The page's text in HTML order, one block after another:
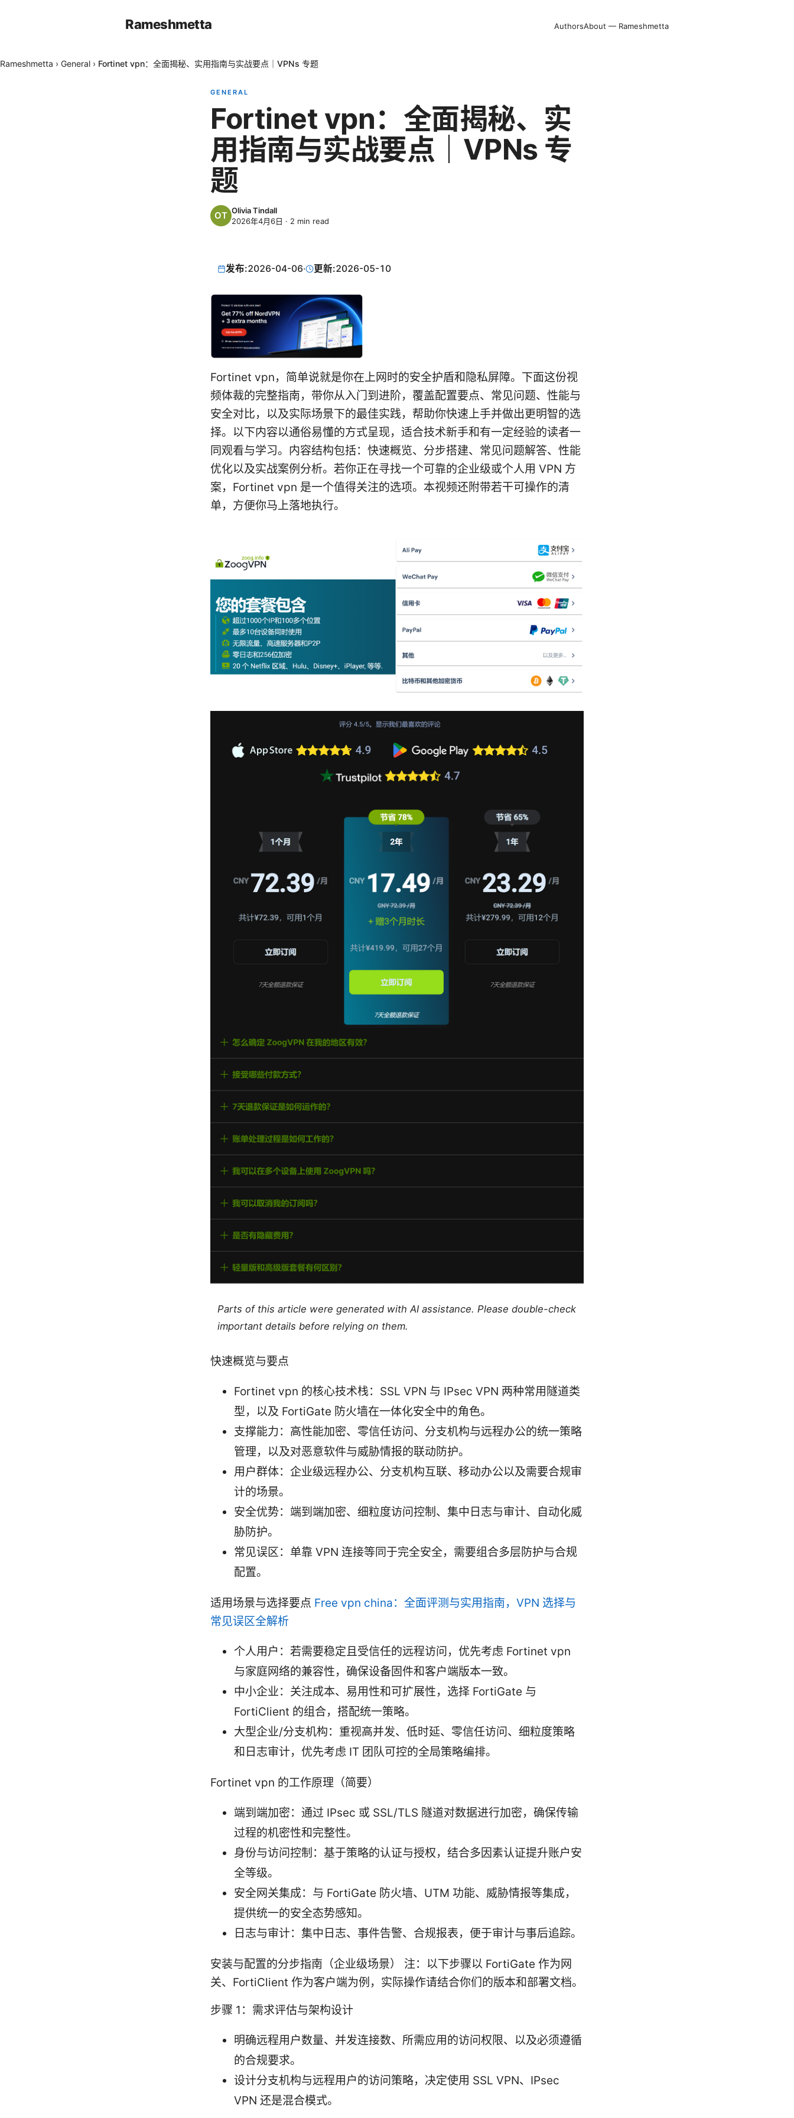
Rameshmetta AuthorsAbout — Rameshmetta
Rameshmetta › General › Fortinet vpn：全面揭秘、实用指南与实战要点｜VPNs 专题
GENERAL
Fortinet vpn：全面揭秘、实
用指南与实战要点｜VPNs 专
题
Olivia Tindall
2026年4月6日 · 2 min read
发布:2026-04-06· 更新:2026-05-10
Fortinet vpn，简单说就是你在上网时的安全护盾和隐私屏障。下面这份视
频体裁的完整指南，带你从入门到进阶，覆盖配置要点、常见问题、性能与
安全对比，以及实际场景下的最佳实践，帮助你快速上手并做出更明智的选
择。以下内容以通俗易懂的方式呈现，适合技术新手和有一定经验的读者一
同观看与学习。内容结构包括：快速概览、分步搭建、常见问题解答、性能
优化以及实战案例分析。若你正在寻找一个可靠的企业级或个人用 VPN 方
案，Fortinet vpn 是一个值得关注的选项。本视频还附带若干可操作的清
单，方便你马上落地执行。
Parts of this article were generated with AI assistance. Please double-check
important details before relying on them.
快速概览与要点
Fortinet vpn 的核心技术栈：SSL VPN 与 IPsec VPN 两种常用隧道类
型，以及 FortiGate 防火墙在一体化安全中的角色。
支撑能力：高性能加密、零信任访问、分支机构与远程办公的统一策略
管理，以及对恶意软件与威胁情报的联动防护。
用户群体：企业级远程办公、分支机构互联、移动办公以及需要合规审
计的场景。
安全优势：端到端加密、细粒度访问控制、集中日志与审计、自动化威
胁防护。
常见误区：单靠 VPN 连接等同于完全安全，需要组合多层防护与合规
配置。
适用场景与选择要点 Free vpn china：全面评测与实用指南，VPN 选择与
常见误区全解析
个人用户：若需要稳定且受信任的远程访问，优先考虑 Fortinet vpn
与家庭网络的兼容性，确保设备固件和客户端版本一致。
中小企业：关注成本、易用性和可扩展性，选择 FortiGate 与
FortiClient 的组合，搭配统一策略。
大型企业/分支机构：重视高并发、低时延、零信任访问、细粒度策略
和日志审计，优先考虑 IT 团队可控的全局策略编排。
Fortinet vpn 的工作原理（简要）
端到端加密：通过 IPsec 或 SSL/TLS 隧道对数据进行加密，确保传输
过程的机密性和完整性。
身份与访问控制：基于策略的认证与授权，结合多因素认证提升账户安
全等级。
安全网关集成：与 FortiGate 防火墙、UTM 功能、威胁情报等集成，
提供统一的安全态势感知。
日志与审计：集中日志、事件告警、合规报表，便于审计与事后追踪。
安装与配置的分步指南（企业级场景） 注：以下步骤以 FortiGate 作为网
关、FortiClient 作为客户端为例，实际操作请结合你们的版本和部署文档。
步骤 1：需求评估与架构设计
明确远程用户数量、并发连接数、所需应用的访问权限、以及必须遵循
的合规要求。
设计分支机构与远程用户的访问策略，决定使用 SSL VPN、IPsec
VPN 还是混合模式。